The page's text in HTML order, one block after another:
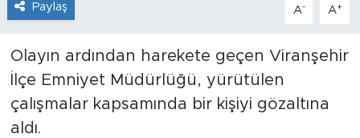
Paylaş A- A+
Olayın ardından harekete geçen Viranşehir
İlçe Emniyet Müdürlüğü, yürütülen
çalışmalar kapsamında bir kişiyi gözaltına
aldı.